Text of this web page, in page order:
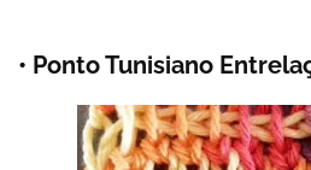
• Ponto Tunisiano